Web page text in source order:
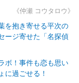
《仲瀬 コウタロウ》
を抱き寄せる平次の
ージ寄せた「名探偵
ボ！事件も恋も思い
過ごせる！